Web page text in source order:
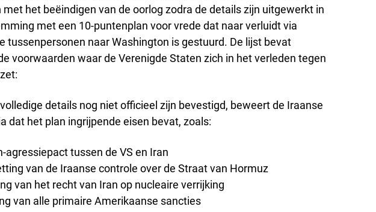
het beëindigen van de oorlog zodra de details zijn uitgewerkt in
met een 10-puntenplan voor vrede dat naar verluidt via
tussenpersonen naar Washington is gestuurd. De lijst bevat
voorwaarden waar de Verenigde Staten zich in het verleden tegen
details nog niet officieel zijn bevestigd, beweert de Iraanse
dat het plan ingrijpende eisen bevat, zoals:
agressiepact tussen de VS en Iran
van de Iraanse controle over de Straat van Hormuz
van het recht van Iran op nucleaire verrijking
van alle primaire Amerikaanse sancties